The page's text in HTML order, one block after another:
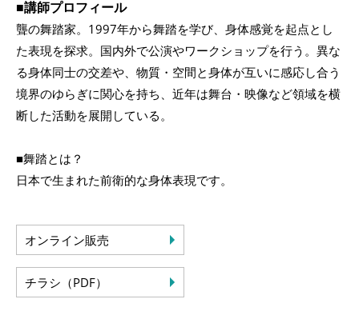
■講師プロフィール
聾の舞踏家。1997年から舞踏を学び、身体感覚を起点とし
た表現を探求。国内外で公演やワークショップを行う。異な
る身体同士の交差や、物質・空間と身体が互いに感応し合う
境界のゆらぎに関心を持ち、近年は舞台・映像など領域を横
断した活動を展開している。
■舞踏とは？
日本で生まれた前衛的な身体表現です。
オンライン販売
チラシ（PDF）